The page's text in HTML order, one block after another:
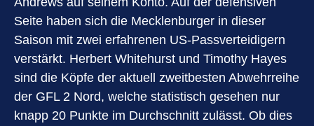
Seite haben sich die Mecklenburger in dieser
Saison mit zwei erfahrenen US-Passverteidigern
verstärkt. Herbert Whitehurst und Timothy Hayes
sind die Köpfe der aktuell zweitbesten Abwehrreihe
der GFL 2 Nord, welche statistisch gesehen nur
knapp 20 Punkte im Durchschnitt zulässt. Ob dies